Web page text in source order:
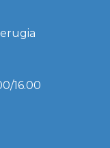
16.00